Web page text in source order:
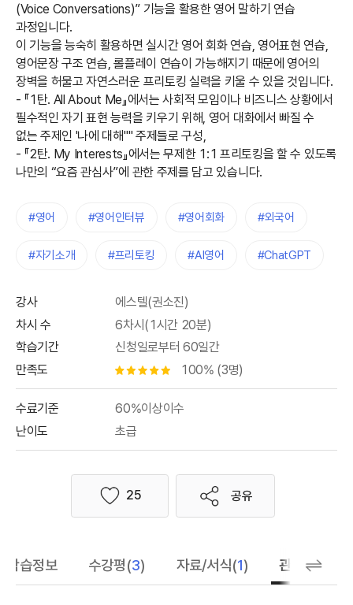
(Voice Conversations)” 기능을 활용한 영어 말하기 연습
과정입니다.
이 기능을 능숙히 활용하면 실시간 영어 회화 연습, 영어표현 연습,
영어문장 구조 연습, 롤플레이 연습이 가능해지기 때문에 영어의
장벽을 허물고 자연스러운 프리토킹 실력을 키울 수 있을 것입니다.
- 『1탄. All About Me』에서는 사회적 모임이나 비즈니스 상황에서
필수적인 자기 표현 능력을 키우기 위해, 영어 대화에서 빠질 수
없는 주제인 '나에 대해"" 주제들로 구성,
- 『2탄. My Interests』에서는 무제한 1:1 프리토킹을 할 수 있도록
나만의 “요즘 관심사”에 관한 주제를 담고 있습니다.
#영어 #영어인터뷰 #영어회화 #외국어
#자기소개 #프리토킹 #AI영어 #ChatGPT
강사
에스텔(권소진)
차시 수
6차시(1시간 20분)
학습기간
신청일로부터 60일간
만족도
별점 0.5개 100% (3명)
수료기준
60%이상이수
난이도
초급
좋아요
25 공유
학습정보 수강평(3) 자료/서식(1) 관련 추천 학